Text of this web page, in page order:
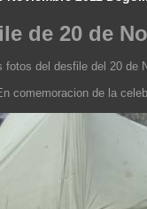
de 20 de
fotos del desfile del 20 de
comemoracion de la